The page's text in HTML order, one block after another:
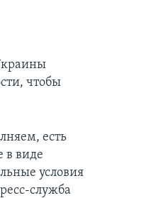
чтобы
есть
в виде
условия
служба